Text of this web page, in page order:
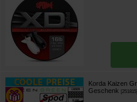
Korda Kaizen
Geschenk
251815]